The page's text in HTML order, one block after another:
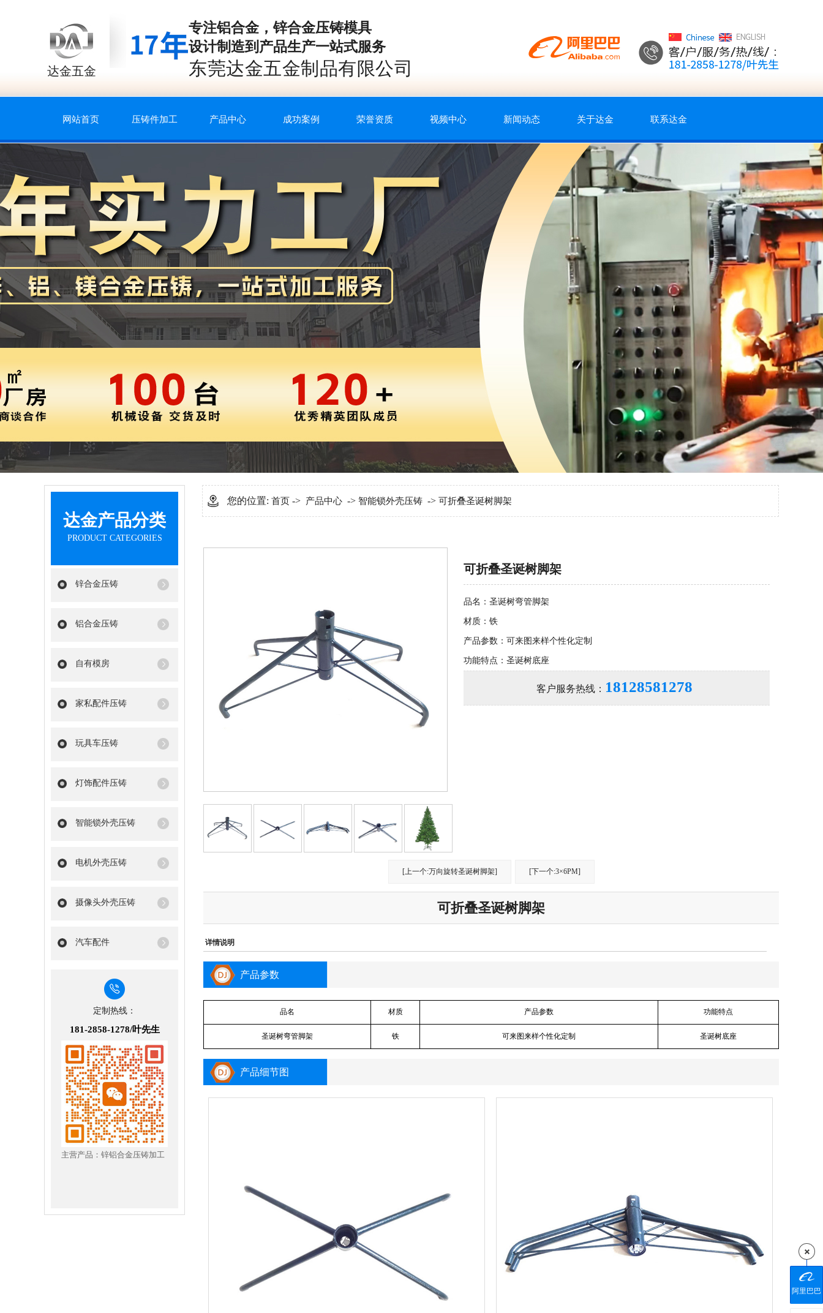
达金五金
专注铝合金，锌合金压铸模具
设计制造到产品生产一站式服务
东莞达金五金制品有限公司
网站首页 压铸件加工 产品中心 成功案例 荣誉资质 视频中心 新闻动态 关于达金 联系达金
达金产品分类
PRODUCT CATEGORIES
锌合金压铸
铝合金压铸
自有模房
家私配件压铸
玩具车压铸
灯饰配件压铸
智能锁外壳压铸
电机外壳压铸
摄像头外壳压铸
汽车配件
定制热线：
181-2858-1278/叶先生
主营产品：锌铝合金压铸加工
您的位置: 首页 -> 产品中心 -> 智能锁外壳压铸 -> 可折叠圣诞树脚架
可折叠圣诞树脚架
品名：圣诞树弯管脚架
材质：铁
产品参数：可来图来样个性化定制
功能特点：圣诞树底座
客户服务热线： 18128581278
[上一个:万向旋转圣诞树脚架] [下一个:3×6PM]
可折叠圣诞树脚架
详情说明
产品参数
品名 材质 产品参数 功能特点
圣诞树弯管脚架 铁 可来图来样个性化定制 圣诞树底座
产品细节图
阿里巴巴